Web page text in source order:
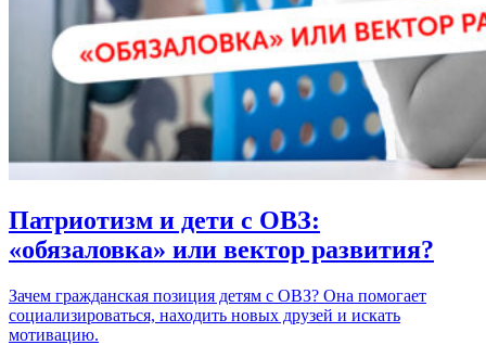
Патриотизм и дети с ОВЗ:
«обязаловка» или вектор развития?
Зачем гражданская позиция детям с ОВЗ? Она помогает
социализироваться, находить новых друзей и искать
мотивацию.